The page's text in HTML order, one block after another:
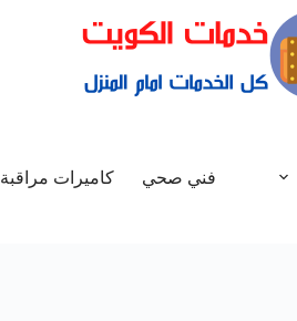
فني صحي كاميرات مراقبة